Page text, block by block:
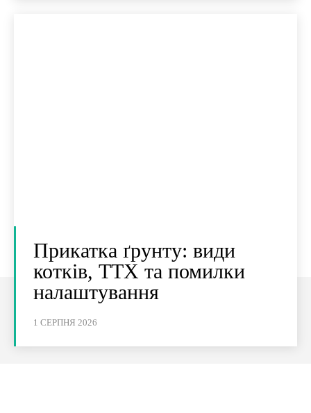
Прикатка ґрунту: види
котків, ТТХ та помилки
налаштування
1 СЕРПНЯ 2026